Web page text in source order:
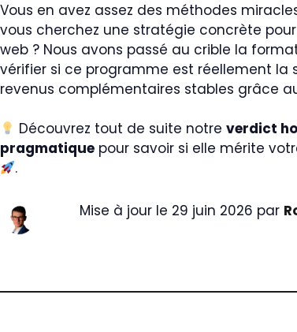
Vous en avez assez des méthodes
vous cherchez une stratégie concrète
web ? Nous avons passé au crible la
vérifier si ce programme est réellement la
revenus complémentaires stables grâce
Découvrez tout de suite notreverdict
pragmatique pour savoir si elle mérite
.
Mise à jour le 29 juin 2026 par